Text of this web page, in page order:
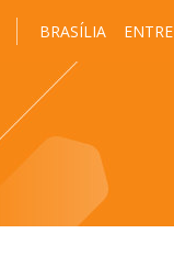
BRASÍLIA